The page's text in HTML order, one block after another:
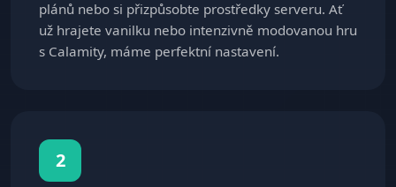
plánů nebo si přizpůsobte prostředky serveru. Ať
už hrajete vanilku nebo intenzivně modovanou hru
s Calamity, máme perfektní nastavení.
2